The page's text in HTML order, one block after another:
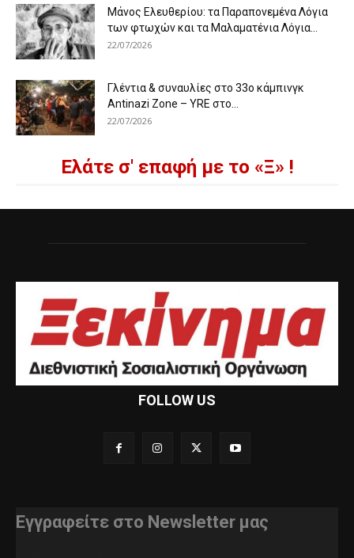
Μάνος Ελευθερίου: τα Παραπονεμένα Λόγια
των φτωχών και τα Μαλαματένια Λόγια...
22/07/2026
Γλέντια & συναυλίες στο 33ο κάμπινγκ
Antinazi Zone – YRE στο...
22/07/2026
Ελάτε σ' επαφή με το «Ξ» !
FOLLOW US
Εγγραφείτε στο Newsletter μας